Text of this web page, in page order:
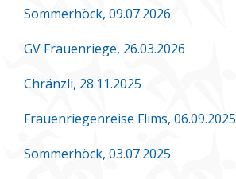
Sommerhöck, 09.07.2026
GV Frauenriege, 26.03.2026
Chränzli, 28.11.2025
Frauenriegenreise Flims, 06.09.2025
Sommerhöck, 03.07.2025